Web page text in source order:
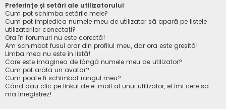
Preferințe și setări ale utilizatorului
Cum pot schimba setările mele?
Cum pot împiedica numele meu de utilizator să apară pe listele
utilizatorilor conectați?
Ora în forumuri nu este corectă!
Am schimbat fusul orar din profilul meu, dar ora este greșită!
Limba mea nu este în listă!
Care este imaginea de lângă numele meu de utilizator?
Cum pot arăta un avatar?
Cum poate fi schimbat rangul meu?
Când dau clic pe linkul de e-mail al unui utilizator, el îmi cere să
mă înregistrez!